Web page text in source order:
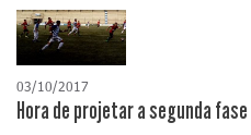
03/10/2017
Hora de projetar a segunda fase